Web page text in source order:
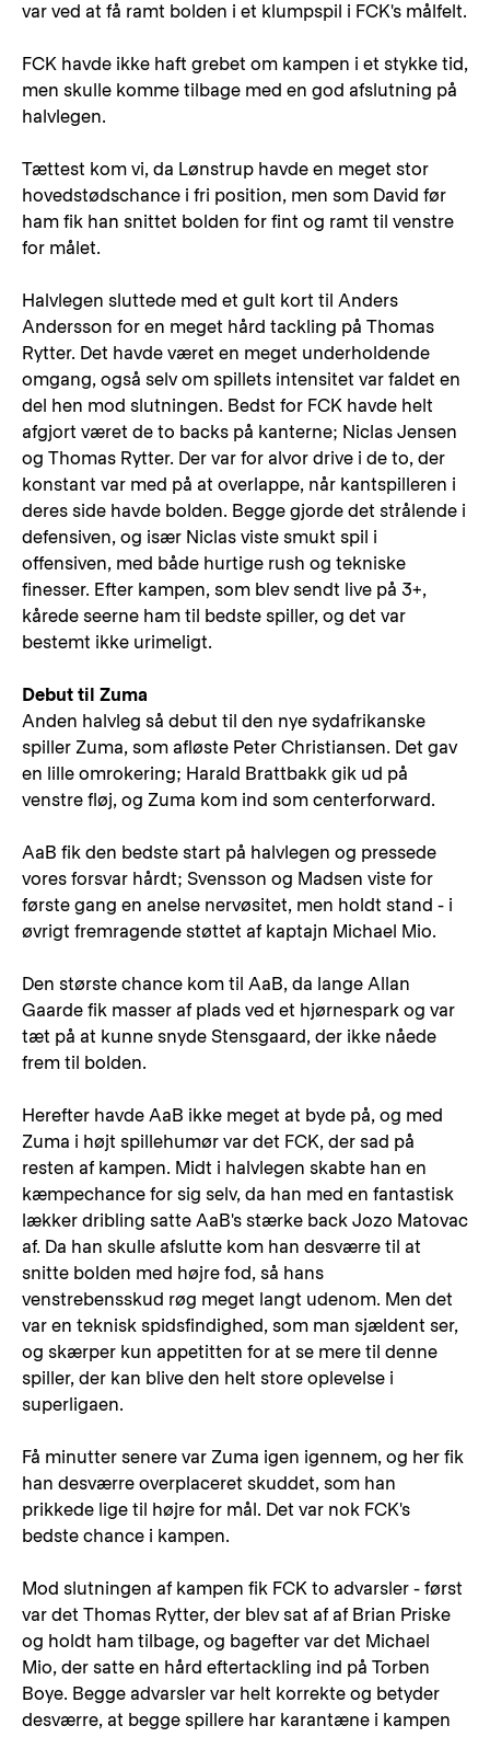
var ved at få ramt bolden i et klumpspil i FCK's målfelt.
FCK havde ikke haft grebet om kampen i et stykke tid,
men skulle komme tilbage med en god afslutning på
halvlegen.
Tættest kom vi, da Lønstrup havde en meget stor
hovedstødschance i fri position, men som David før
ham fik han snittet bolden for fint og ramt til venstre
for målet.
Halvlegen sluttede med et gult kort til Anders
Andersson for en meget hård tackling på Thomas
Rytter. Det havde været en meget underholdende
omgang, også selv om spillets intensitet var faldet en
del hen mod slutningen. Bedst for FCK havde helt
afgjort været de to backs på kanterne; Niclas Jensen
og Thomas Rytter. Der var for alvor drive i de to, der
konstant var med på at overlappe, når kantspilleren i
deres side havde bolden. Begge gjorde det strålende i
defensiven, og især Niclas viste smukt spil i
offensiven, med både hurtige rush og tekniske
finesser. Efter kampen, som blev sendt live på 3+,
kårede seerne ham til bedste spiller, og det var
bestemt ikke urimeligt.
Debut til Zuma
Anden halvleg så debut til den nye sydafrikanske
spiller Zuma, som afløste Peter Christiansen. Det gav
en lille omrokering; Harald Brattbakk gik ud på
venstre fløj, og Zuma kom ind som centerforward.
AaB fik den bedste start på halvlegen og pressede
vores forsvar hårdt; Svensson og Madsen viste for
første gang en anelse nervøsitet, men holdt stand - i
øvrigt fremragende støttet af kaptajn Michael Mio.
Den største chance kom til AaB, da lange Allan
Gaarde fik masser af plads ved et hjørnespark og var
tæt på at kunne snyde Stensgaard, der ikke nåede
frem til bolden.
Herefter havde AaB ikke meget at byde på, og med
Zuma i højt spillehumør var det FCK, der sad på
resten af kampen. Midt i halvlegen skabte han en
kæmpechance for sig selv, da han med en fantastisk
lækker dribling satte AaB's stærke back Jozo Matovac
af. Da han skulle afslutte kom han desværre til at
snitte bolden med højre fod, så hans
venstrebensskud røg meget langt udenom. Men det
var en teknisk spidsfindighed, som man sjældent ser,
og skærper kun appetitten for at se mere til denne
spiller, der kan blive den helt store oplevelse i
superligaen.
Få minutter senere var Zuma igen igennem, og her fik
han desværre overplaceret skuddet, som han
prikkede lige til højre for mål. Det var nok FCK's
bedste chance i kampen.
Mod slutningen af kampen fik FCK to advarsler - først
var det Thomas Rytter, der blev sat af af Brian Priske
og holdt ham tilbage, og bagefter var det Michael
Mio, der satte en hård eftertackling ind på Torben
Boye. Begge advarsler var helt korrekte og betyder
desværre, at begge spillere har karantæne i kampen